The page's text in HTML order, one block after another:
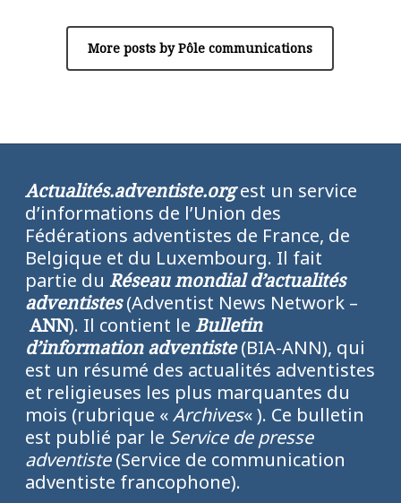
More posts by Pôle communications
Actualités.adventiste.orgest un service
d’informations de l’Union des
Fédérations adventistes de France, de
Belgique et du Luxembourg. Il fait
partie du Réseau mondial d’actualités
adventistes(Adventist News Network –
ANN). Il contient le Bulletin
d’information adventiste(BIA-ANN), qui
est un résumé des actualités adventistes
et religieuses les plus marquantes du
mois (rubrique «Archives« ). Ce bulletin
est publié par le Service de presse
adventiste(Service de communication
adventiste francophone).